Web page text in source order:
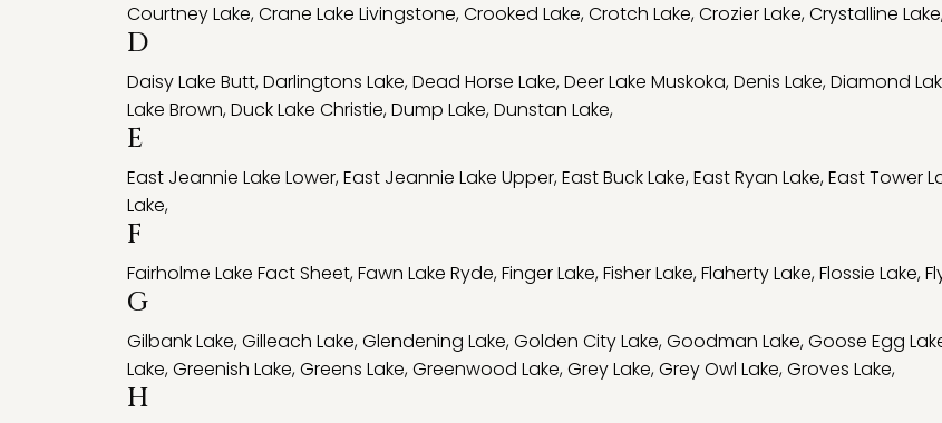
Courtney Lake,Crane Lake Livingstone,Crooked Lake,Crotch Lake,Crozier Lake,Crystalline Lake
D
Daisy Lake Butt,Darlingtons Lake,Dead Horse Lake,Deer Lake Muskoka,Denis Lake,Diamond
Lake Brown,Duck Lake Christie,Dump Lake,Dunstan Lake,
E
East Jeannie Lake Lower,East Jeannie Lake Upper,East Buck Lake,East Ryan Lake,East Tower
Lake,
F
Fairholme Lake Fact Sheet,Fawn Lake Ryde,Finger Lake,Fisher Lake,Flaherty Lake,Flossie Lake,
G
Gilbank Lake,Gilleach Lake,Glendening Lake,Golden City Lake,Goodman Lake,Goose Egg
Lake,Greenish Lake,Greens Lake,Greenwood Lake,Grey Lake,Grey Owl Lake,Groves Lake,
H